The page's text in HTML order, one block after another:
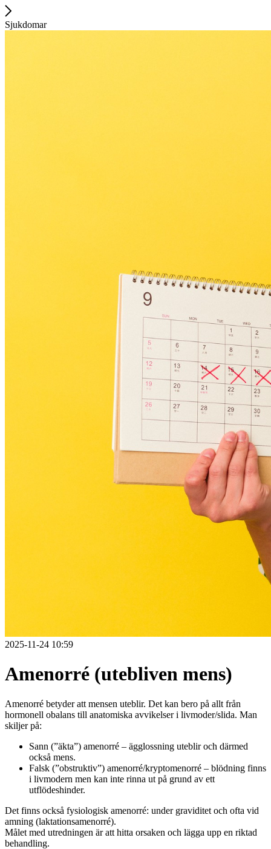
Sjukdomar
2025-11-24 10:59
Amenorré (utebliven mens)
Amenorré betyder att mensen uteblir. Det kan bero på allt från
hormonell obalans till anatomiska avvikelser i livmoder/slida. Man
skiljer på:
Sann (”äkta”) amenorré – ägglossning uteblir och därmed
också mens.
Falsk (”obstruktiv”) amenorré/kryptomenorré – blödning finns
i livmodern men kan inte rinna ut på grund av ett
utflödeshinder.
Det finns också fysiologisk amenorré: under graviditet och ofta vid
amning (laktationsamenorré).
Målet med utredningen är att hitta orsaken och lägga upp en riktad
behandling.